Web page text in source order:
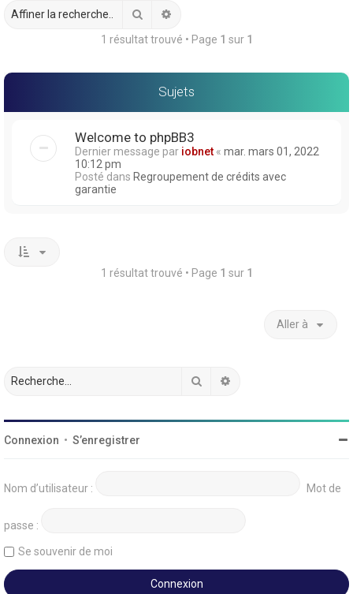
Rechercher
1 résultat trouvé • Page 1 sur 1
Sujets
Welcome to phpBB3
Dernier message par iobnet « mar. mars 01, 2022
10:12 pm
Posté dans Regroupement de crédits avec
garantie
1 résultat trouvé • Page 1 sur 1
Aller à
Rechercher
Connexion • S’enregistrer
Nom d’utilisateur : Mot de
passe :
Se souvenir de moi